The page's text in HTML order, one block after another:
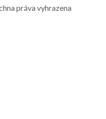
práva vyhrazena